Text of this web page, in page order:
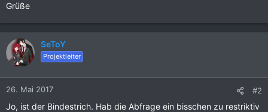
Grüße
SeToY
Projektleiter
26. Mai 2017 #2
Jo, ist der Bindestrich. Hab die Abfrage ein bisschen zu restriktiv